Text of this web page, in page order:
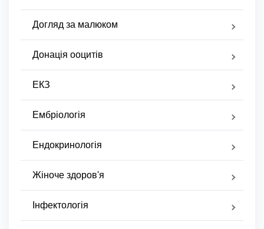
Догляд за малюком
Донація ооцитів
ЕКЗ
Ембріологія
Ендокринологія
Жіноче здоров'я
Інфектологія